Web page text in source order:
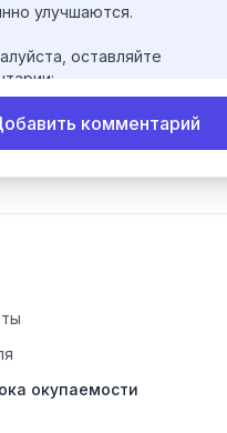
улучшаются.
оставляйте
работает
нуждаются в
вашей обратной связи.
вам нравится ToolFox — буду
за отзыв о сайте в
комментарий
окупаемости